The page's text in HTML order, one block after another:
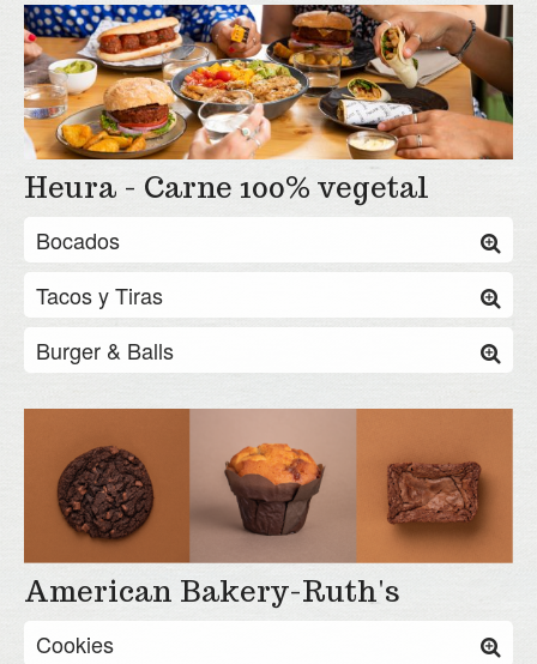
Heura - Carne 100% vegetal
Bocados
Tacos y Tiras
Burger & Balls
American Bakery-Ruth's
Cookies